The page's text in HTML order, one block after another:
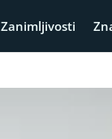
Zanimljivosti